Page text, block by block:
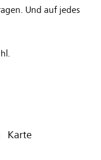
Und auf jedes
Karte